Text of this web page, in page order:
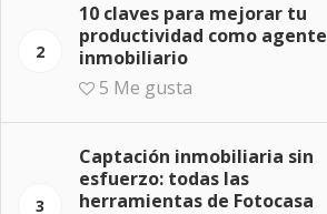
2
10 claves para mejorar tu
productividad como agente
inmobiliario
5 Me gusta
3
Captación inmobiliaria sin
esfuerzo: todas las
herramientas de Fotocasa